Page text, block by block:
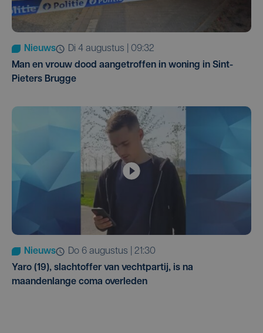
Nieuws
di 4 augustus | 09:32
Man en vrouw dood aangetroffen in woning in Sint-
Pieters Brugge
Nieuws
do 6 augustus | 21:30
Yaro (19), slachtoffer van vechtpartij, is na
maandenlange coma overleden